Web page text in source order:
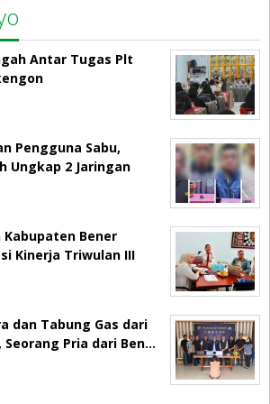
Antar Tugas Plt
Pengguna Sabu,
Ungkap 2 Jaringan
Bener
Kinerja Triwulan III
dan Tabung Gas dari
Seorang Pria dari Ben…